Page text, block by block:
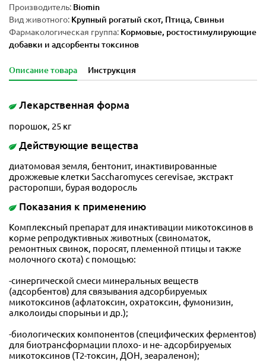
Производитель: Biomin
Вид животного: Крупный рогатый скот, Птица, Свиньи
Фармакологическая группа: Кормовые, ростостимулирующие
добавки и адсорбенты токсинов
Описание товара Инструкция
Лекарственная форма
порошок, 25 кг
Действующие вещества
диатомовая земля, бентонит, инактивированные
дрожжевые клетки Saccharomyces cerevisae, экстракт
расторопши, бурая водоросль
Показания к применению
Комплексный препарат для инактивации микотоксинов в
корме репродуктивных животных (свиноматок,
ремонтных свинок, поросят, племенной птицы и также
молочного скота) с помощью:
-синергической смеси минеральных веществ
(адсорбентов) для связывания адсорбируемых
микотоксинов (афлатоксин, охратоксин, фумонизин,
алколоиды спорыньи и др.);
-биологических компонентов (специфических ферментов)
для биотрансформации плохо- и не- адсорбируемых
микотоксинов (Т2-токсин, ДОН, зеараленон);